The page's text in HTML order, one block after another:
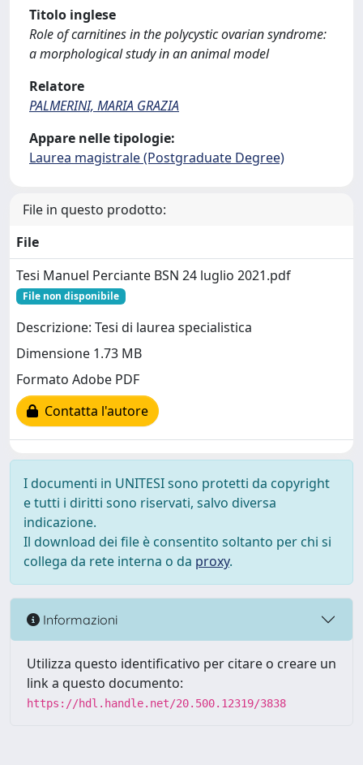
Titolo inglese
Role of carnitines in the polycystic ovarian syndrome:
a morphological study in an animal model
Relatore
PALMERINI, MARIA GRAZIA
Appare nelle tipologie:
Laurea magistrale (Postgraduate Degree)
File in questo prodotto:
File
Tesi Manuel Perciante BSN 24 luglio 2021.pdf
File non disponibile
Descrizione: Tesi di laurea specialistica
Dimensione 1.73 MB
Formato Adobe PDF
Contatta l'autore
I documenti in UNITESI sono protetti da copyright
e tutti i diritti sono riservati, salvo diversa
indicazione.
Il download dei file è consentito soltanto per chi si
collega da rete interna o da proxy.
Informazioni
Utilizza questo identificativo per citare o creare un
link a questo documento:
https://hdl.handle.net/20.500.12319/3838